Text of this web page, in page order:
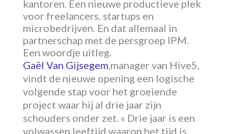
kantoren. Een nieuwe productieve plek
voor freelancers, startups en
microbedrijven. En dat allemaal in
partnerschap met de persgroep IPM.
Een woordje uitleg.
Gaël Van Gijsegem,manager van Hive5,
vindt de nieuwe opening een logische
volgende stap voor het groeiende
project waar hij al drie jaar zijn
schouders onder zet. « Drie jaar is een
volwassen leeftijd waarop het tijd is